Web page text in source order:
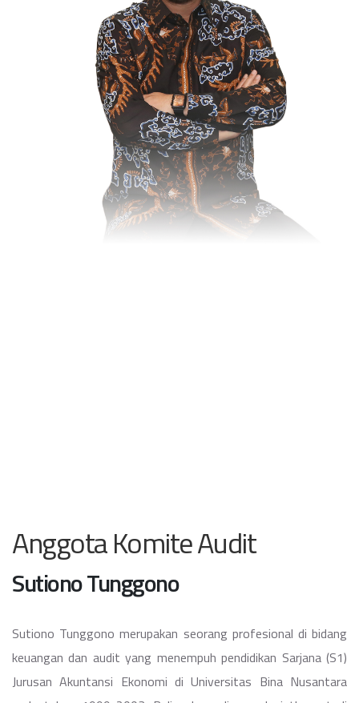
Anggota Komite Audit
Sutiono Tunggono
Sutiono Tunggono merupakan seorang profesional di bidang
keuangan dan audit yang menempuh pendidikan Sarjana (S1)
Jurusan Akuntansi Ekonomi di Universitas Bina Nusantara